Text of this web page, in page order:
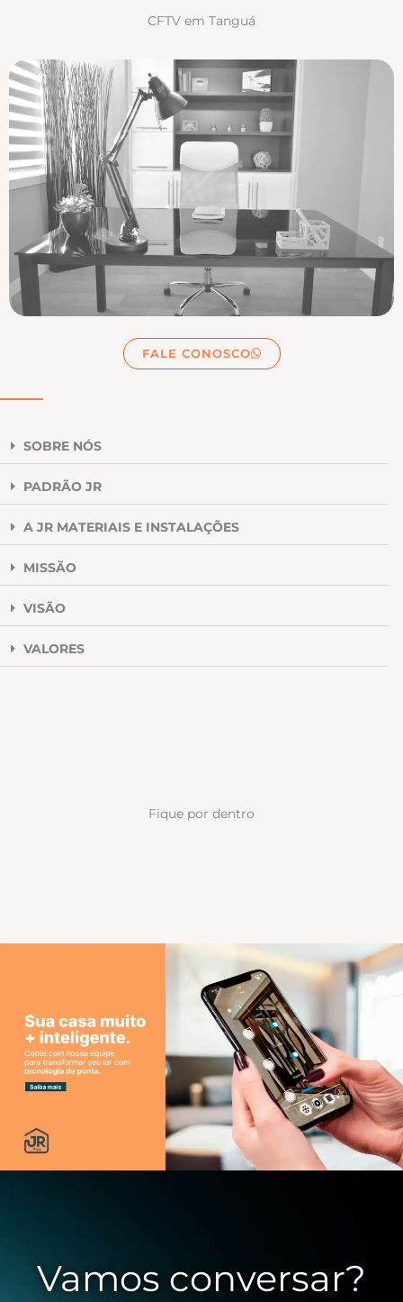
CFTV em Tanguá
FALE CONOSCO
SOBRE NÓS
PADRÃO JR
A JR MATERIAIS E INSTALAÇÕES
MISSÃO
VISÃO
VALORES
Fique por dentro
Vamos conversar?